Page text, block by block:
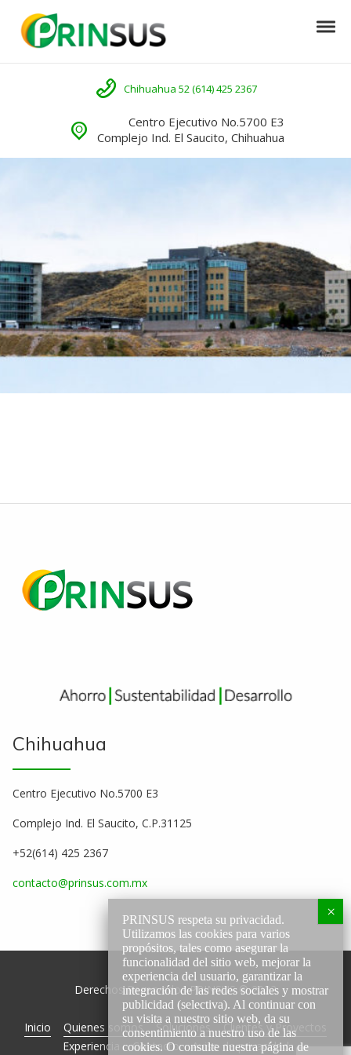
Skip to navigation
Skip to content
Prinsus
Llámenos
Chihuahua 52 (614) 425 2367
Centro Ejecutivo No.5700 E3
Complejo Ind. El Saucito, Chihuahua
Chihuahua
Centro Ejecutivo No.5700 E3
Complejo Ind. El Saucito, C.P.31125
+52(614) 425 2367
contacto@prinsus.com.mx
Derechos Reservados PRINSUS © 2022
Inicio Quienes somos Soluciones
Clientes y Proyectos
Experiencia
Contacto Aviso de privacidad
PRINSUS respeta su privacidad.
Utilizamos las cookies para varios
propósitos, tales como asegurar la
funcionalidad del sitio web, mejorar la
experiencia del usuario, garantizar la
integración de las redes sociales y mostrar
publicidad (selectiva). Al continuar con
su visita a nuestro sitio web, da su
consentimiento a nuestro uso de las
cookies. O consulte nuestra página de